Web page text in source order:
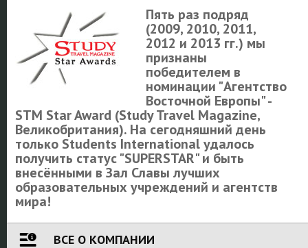
Пять раз подряд
(2009, 2010, 2011,
2012 и 2013 гг.) мы
признаны
победителем в
номинации "Агентство
Восточной Европы" -
STM Star Award (Study Travel Magazine,
Великобритания). На сегодняшний день
только Students International удалось
получить статус "SUPERSTAR" и быть
внесёнными в Зал Славы лучших
образовательных учреждений и агентств
мира!
ВСЕ О КОМПАНИИ